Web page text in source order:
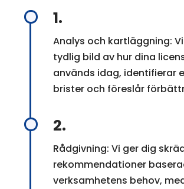
1.
Analys och kartläggning:
tydlig bild av hur dina
används idag, identifierar
brister och föreslår
2.
Rådgivning: Vi ger dig
rekommendationer
verksamhetens behov,